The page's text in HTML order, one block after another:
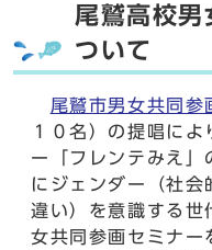
尾鷲高校男
ついて
尾鷲市男女共同参
１０名）の提唱に
ー「フレンテみえ」
にジェンダー（社会
違い）を意識する世
女共同参画セミナー